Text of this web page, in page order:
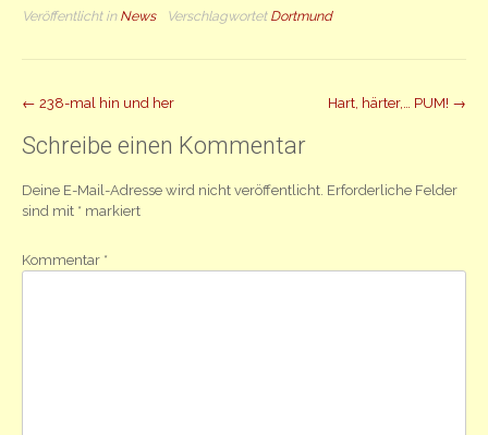
Veröffentlicht in News Verschlagwortet Dortmund
Beitrag
Navigation
← 238-mal hin und her Hart, härter,… PUM! →
Schreibe einen Kommentar
Deine E-Mail-Adresse wird nicht veröffentlicht. Erforderliche Felder
sind mit * markiert
Kommentar *